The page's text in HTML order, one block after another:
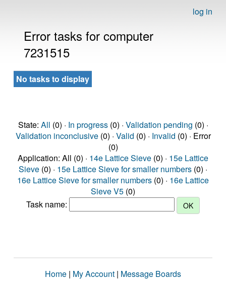
log in
Error tasks for computer
7231515
No tasks to display
State: All (0) · In progress(0) · Validation pending (0) ·
Validation inconclusive(0) · Valid (0) · Invalid (0) · Error
(0)
Application: All (0) · 14e Lattice Sieve (0) · 15e Lattice
Sieve (0) · 15e Lattice Sieve for smaller numbers (0) ·
16e Lattice Sieve for smaller numbers (0) · 16e Lattice
Sieve V5 (0)
Task name:
Home | My Account | Message Boards